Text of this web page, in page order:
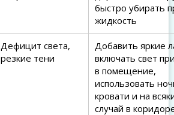
быстро убирать
жидкость
Дефицит света,
резкие тени
Добавить яркие
включать свет
в помещение,
использовать
кровати и на
случай в